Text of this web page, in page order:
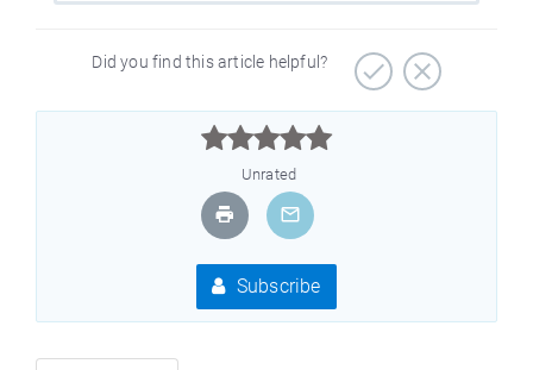
Did you find this article helpful?



Unrated
Subscribe